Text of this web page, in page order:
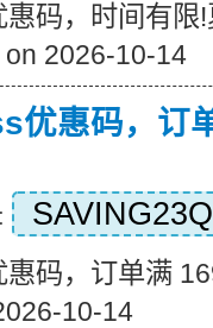
码，时间有限
2026-10-14
优惠码，订
SAVING23Q
码，订单满
10-14